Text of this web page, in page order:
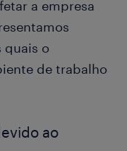
a empresa
quais o
de trabalho
ao